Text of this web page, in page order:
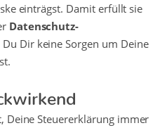
einträgst. Damit erfüllt sie
Datenschutz-
Du Dir keine Sorgen um Deine
Deine Steuererklärung immer